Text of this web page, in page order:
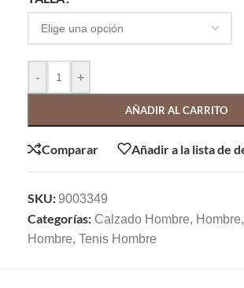
- +
AÑADIR AL CARRITO
Comparar Añadir a la lista de
SKU:9003349
Categorías: Calzado Hombre, Hombre,
Hombre, Tenis Hombre